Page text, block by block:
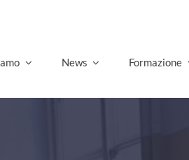
News Formazione